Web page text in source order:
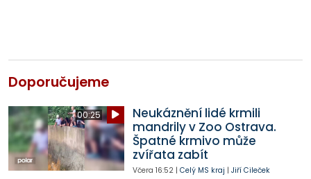
Doporučujeme
00:25
Neukáznění lidé krmili
mandrily v Zoo Ostrava.
Špatné krmivo může
zvířata zabít
Včera 16:52| Celý MS kraj | Jiří Cileček